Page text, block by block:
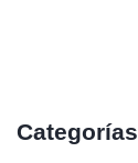
Categorías